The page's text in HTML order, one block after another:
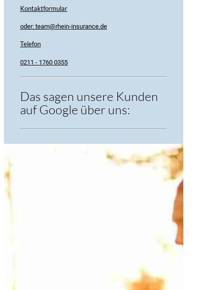
Kontaktformular
oder: team@rhein-insurance.de
Telefon
0211 - 1760 0355
Das sagen unsere Kunden
auf Google über uns: